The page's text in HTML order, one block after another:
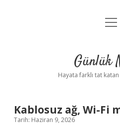
Yasal
Günlük
Hayata farklı tat katan
Kablosuz ağ, Wi-Fi
Tarih: Haziran 9, 2026